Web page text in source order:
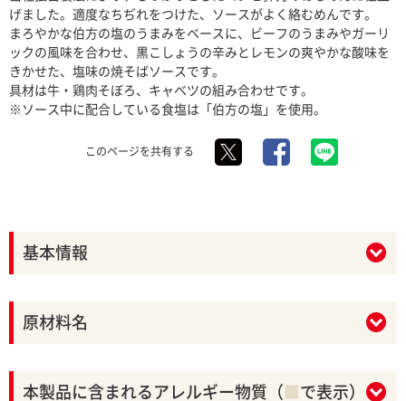
げました。適度なちぢれをつけた、ソースがよく絡むめんです。
まろやかな伯方の塩のうまみをベースに、ビーフのうまみやガーリ
ックの風味を合わせ、黒こしょうの辛みとレモンの爽やかな酸味を
きかせた、塩味の焼そばソースです。
具材は牛・鶏肉そぼろ、キャベツの組み合わせです。
※ソース中に配合している食塩は「伯方の塩」を使用。
このページを共有する
基本情報
原材料名
本製品に含まれるアレルギー物質（ で表示）